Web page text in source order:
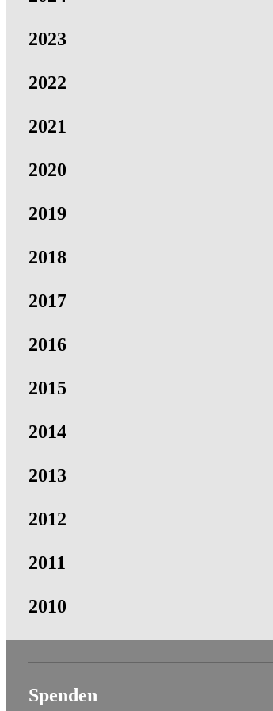
2023
2022
2021
2020
2019
2018
2017
2016
2015
2014
2013
2012
2011
2010
Spenden